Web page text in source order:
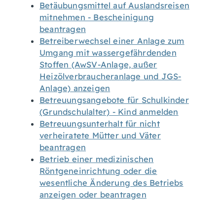
Betäubungsmittel auf Auslandsreisen
mitnehmen - Bescheinigung
beantragen
Betreiberwechsel einer Anlage zum
Umgang mit wassergefährdenden
Stoffen (AwSV-Anlage, außer
Heizölverbraucheranlage und JGS-
Anlage) anzeigen
Betreuungsangebote für Schulkinder
(Grundschulalter) - Kind anmelden
Betreuungsunterhalt für nicht
verheiratete Mütter und Väter
beantragen
Betrieb einer medizinischen
Röntgeneinrichtung oder die
wesentliche Änderung des Betriebs
anzeigen oder beantragen